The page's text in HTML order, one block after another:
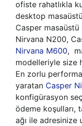
ofiste rahatlıkla
desktop
Casper
Nirvana N200,
Nirvana M600,
modelleriyle size
En zorlu
yaratan Casper
konfigürasyon
ödeme koşulları,
ağı ile adresinize